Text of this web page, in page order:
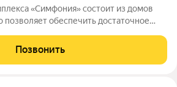
«Симфония» состоит из домов
позволяет обеспечить достаточное
квартиры с уже готовой базовой
живите! ЖК
Позвонить